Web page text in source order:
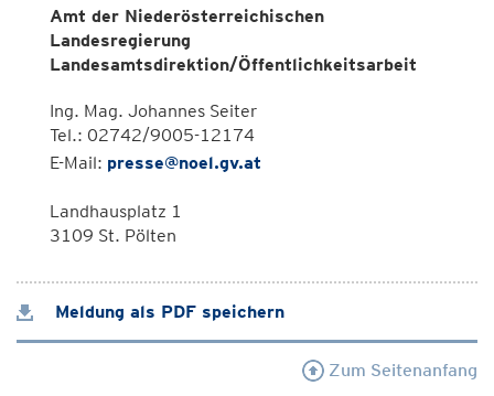
Amt der Niederösterreichischen
Landesregierung
Landesamtsdirektion/Öffentlichkeitsarbeit
Ing. Mag. Johannes Seiter
Tel.: 02742/9005-12174
E-Mail: presse@noel.gv.at
Landhausplatz 1
3109 St. Pölten
Meldung als PDF speichern
Zum Seitenanfang